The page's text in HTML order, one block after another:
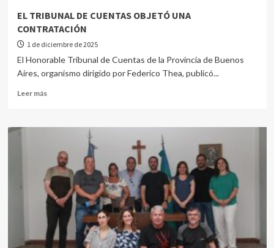
EL TRIBUNAL DE CUENTAS OBJETÓ UNA
CONTRATACIÓN
1 de diciembre de 2025
El Honorable Tribunal de Cuentas de la Provincia de Buenos
Aires, organismo dirigido por Federico Thea, publicó...
Leer más